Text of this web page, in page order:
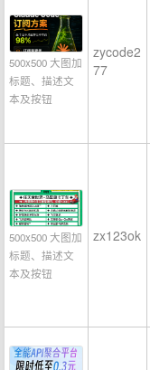
500x500 大图加
标题、描述文
本及按钮
zycode2
77
500x500 大图加
标题、描述文
本及按钮
zx123ok